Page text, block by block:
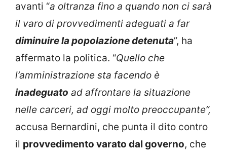
avanti “a oltranza fino a quando non ci sarà
il varo di provvedimenti adeguati a far
diminuire la popolazione detenuta”, ha
affermato la politica. “Quello che
l’amministrazione sta facendo è
inadeguato ad affrontare la situazione
nelle carceri, ad oggi molto preoccupante”,
accusa Bernardini, che punta il dito contro
il provvedimento varato dal governo, che